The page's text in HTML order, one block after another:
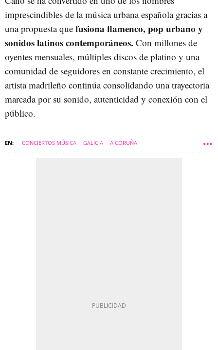
imprescindibles de la música urbana española gracias a
una propuesta que fusiona flamenco, pop urbano y
sonidos latinos contemporáneos. Con millones de
oyentes mensuales, múltiples discos de platino y una
comunidad de seguidores en constante crecimiento, el
artista madrileño continúa consolidando una trayectoria
marcada por su sonido, autenticidad y conexión con el
público.
CONCIERTOS MÚSICA GALICIA A CORUÑA